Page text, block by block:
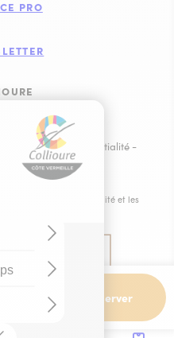
Réserver
PRO
NOUS
SUIVEZ-NOUS
SUIVEZ-
SUIVEZ-
Politique de confidentialité -
Éditer mes cookies
IRIS Interactive
règles de confidentialitéet les